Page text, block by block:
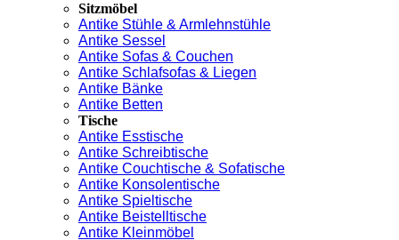
Sitzmöbel
Antike Stühle & Armlehnstühle
Antike Sessel
Antike Sofas & Couchen
Antike Schlafsofas & Liegen
Antike Bänke
Antike Betten
Tische
Antike Esstische
Antike Schreibtische
Antike Couchtische & Sofatische
Antike Konsolentische
Antike Spieltische
Antike Beistelltische
Antike Kleinmöbel